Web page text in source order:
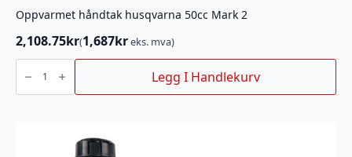
Oppvarmet håndtak husqvarna 50cc Mark 2
2,108.75kr(1,687kreks. mva)
Oppvarmet
håndtak
husqvarna
50cc
Legg I Handlekurv